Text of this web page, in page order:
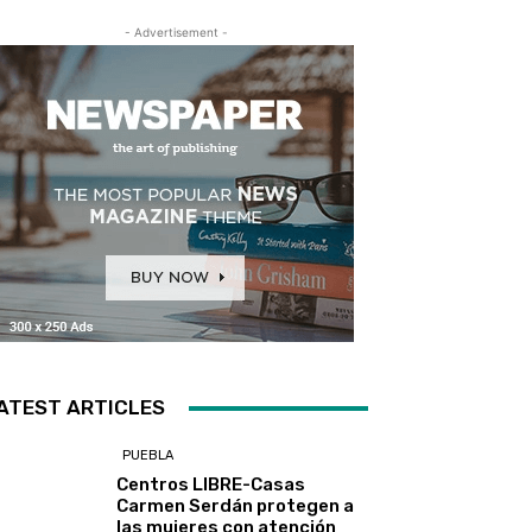
- Advertisement -
ARTICLES
PUEBLA
Centros LIBRE-Casas
Carmen Serdán protegen a